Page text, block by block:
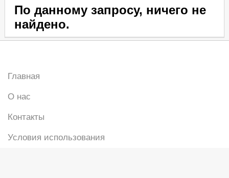
По данному запросу, ничего не
найдено.
Главная
О нас
Контакты
Условия использования